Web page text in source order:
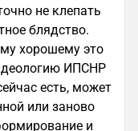
не клепать
блядство.
хорошему это
ИПСНР
есть, может
или заново
и